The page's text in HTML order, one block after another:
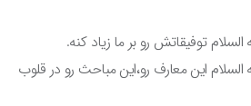
توفیقاتش رو بر ما زیاد کنه.
این معارف رو،این مباحث رو در قلوب